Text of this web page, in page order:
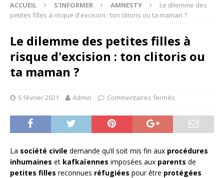
ACCUEIL S'INFORMER AMNESTY
Le dilemme des
petites filles à risque d'excision : ton clitoris ou ta maman ?
Le dilemme des petites filles à
risque d'excision : ton clitoris ou
ta maman ?
5 février 2021 Admin Commentaires fermés
La société civile demande qu’il soit mis fin aux procédures
inhumaines et kafkaïennes imposées aux parents de
petites filles reconnues réfugiées pour être protégées